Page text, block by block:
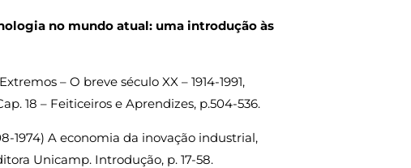
no mundo atual: uma introdução às
– O breve século XX – 1914-1991,
18 – Feiticeiros e Aprendizes, p.504-536.
1974) A economia da inovação industrial,
Unicamp. Introdução, p. 17-58.